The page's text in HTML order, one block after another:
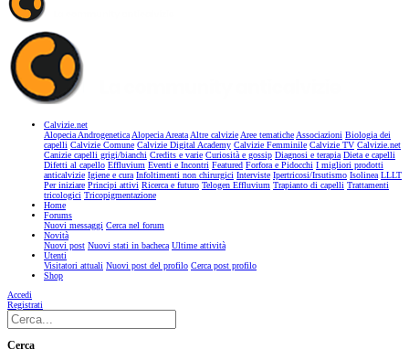
Calvizie.net
Alopecia AndrogeneticaAlopecia AreataAltre calvizieAree tematicheAssociazioni Biologia dei
capelli Calvizie Comune Calvizie Digital Academy Calvizie Femminile Calvizie TV Calvizie.net
Canizie capelli grigi/bianchi Credits e varie Curiosità e gossip Diagnosi e terapia Dieta e capelli
Difetti al capello Effluvium Eventi e Incontri Featured Forfora e Pidocchi I migliori prodotti
anticalvizie Igiene e cura Infoltimenti non chirurgici Interviste Ipertricosi/Irsutismo Isolinea LLLT
Per iniziare Principi attivi Ricerca e futuro Telogen Effluvium Trapianto di capelli Trattamenti
tricologici Tricopigmentazione
Home
Forums
Nuovi messaggi Cerca nel forum
Novità
Nuovi post Nuovi stati in bacheca Ultime attività
Utenti
Visitatori attuali Nuovi post del profilo Cerca post profilo
Shop
Accedi
Registrati
Cerca